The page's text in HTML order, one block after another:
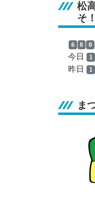
松
そ！
6 8 0
今日 1
昨日 1
ま